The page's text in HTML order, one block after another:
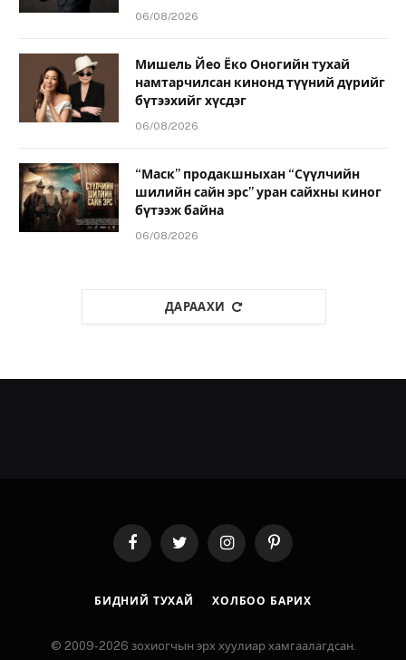
06/08/2026
Мишель Йео Ёко Оногийн тухай
намтарчилсан кинонд түүний дүрийг
бүтээхийг хүсдэг
06/08/2026
“Маск” продакшныхан “Сүүлчийн
шилийн сайн эрс” уран сайхны киног
бүтээж байна
06/08/2026
ДАРААХИ
FacebookTwitter InstagramPinterest
БИДНИЙ ТУХАЙ ХОЛБОО БАРИХ
© 2009-2026 зохиогчын эрх хуулиар хамгаалагдсан.